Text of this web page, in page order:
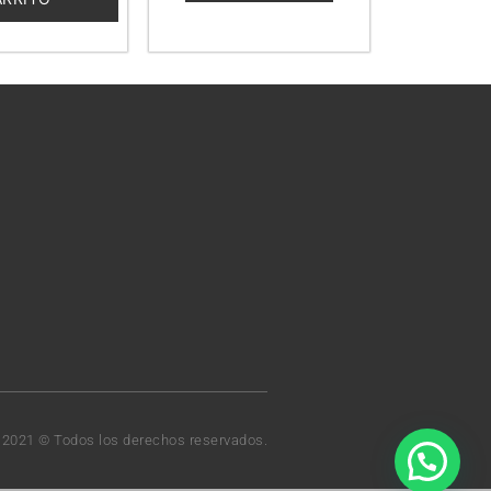
© Todos los derechos reservados.